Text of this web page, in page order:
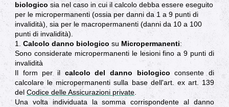
biologico sia nel caso in cui il calcolo debba essere eseguito
per le micropermanenti (ossia per danni da 1 a 9 punti di
invalidità), sia per le macropermanenti (danni da 10 a 100
punti di invalidità).
1. Calcolo danno biologico su Micropermanenti:
Sono considerate micropermanenti le lesioni fino a 9 punti di
invalidità
Il form per il calcolo del danno biologico consente di
calcolare le micropermanenti sulla base dell'art. ex art. 139
del Codice delle Assicurazioni private.
Una volta individuata la somma corrispondente al danno